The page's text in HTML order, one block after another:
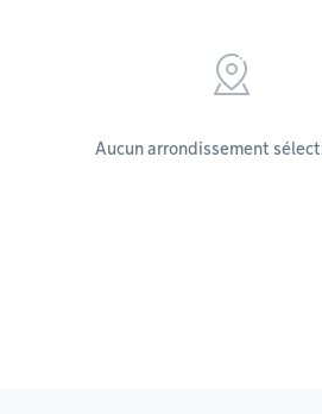
Aucun arrondissement